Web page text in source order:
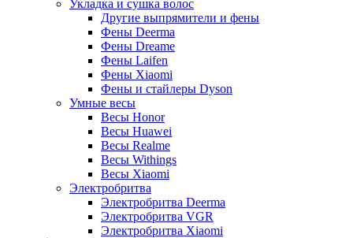
Укладка и сушка волос
Другие выпрямители и фены
Фены Deerma
Фены Dreame
Фены Laifen
Фены Xiaomi
Фены и стайлеры Dyson
Умные весы
Весы Honor
Весы Huawei
Весы Realme
Весы Withings
Весы Xiaomi
Электробритва
Электробритва Deerma
Электробритва VGR
Электробритва Xiaomi